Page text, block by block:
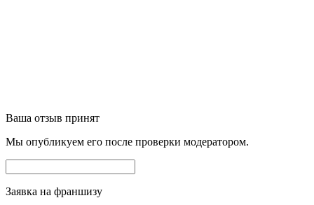
Ваша отзыв принят
Мы опубликуем его после проверки модератором.
Заявка на франшизу